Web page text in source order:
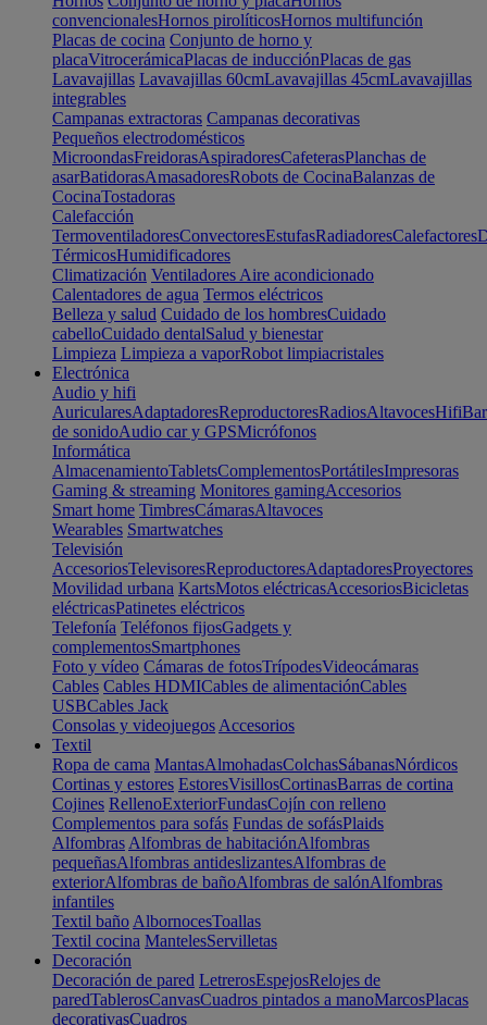
convencionalesHornos pirolíticosHornos multifunción
Placas de cocina Conjunto de horno y
placaVitrocerámicaPlacas de inducciónPlacas de gas
Lavavajillas Lavavajillas 60cmLavavajillas 45cmLavavajillas
integrables
Campanas extractoras Campanas decorativas
Pequeños electrodomésticos
MicroondasFreidorasAspiradoresCafeterasPlanchas de
asarBatidorasAmasadoresRobots de CocinaBalanzas de
CocinaTostadoras
Calefacción
TermoventiladoresConvectoresEstufasRadiadoresCalefactores
TérmicosHumidificadores
Climatización Ventiladores Aire acondicionado
Calentadores de agua Termos eléctricos
Belleza y salud Cuidado de los hombresCuidado
cabelloCuidado dentalSalud y bienestar
Limpieza Limpieza a vaporRobot limpiacristales
Electrónica
Audio y hifi
AuricularesAdaptadoresReproductoresRadiosAltavocesHifi
de sonidoAudio car y GPSMicrófonos
Informática
AlmacenamientoTabletsComplementosPortátilesImpresoras
Gaming & streaming Monitores gamingAccesorios
Smart home TimbresCámarasAltavoces
Wearables Smartwatches
Televisión
AccesoriosTelevisoresReproductoresAdaptadoresProyectores
Movilidad urbana KartsMotos eléctricasAccesoriosBicicletas
eléctricasPatinetes eléctricos
Telefonía Teléfonos fijosGadgets y
complementosSmartphones
Foto y vídeo Cámaras de fotosTrípodesVideocámaras
Cables Cables HDMICables de alimentaciónCables
USBCables Jack
Consolas y videojuegos Accesorios
Textil
Ropa de cama MantasAlmohadasColchasSábanasNórdicos
Cortinas y estores EstoresVisillosCortinasBarras de cortina
Cojines RellenoExteriorFundasCojín con relleno
Complementos para sofás Fundas de sofásPlaids
Alfombras Alfombras de habitaciónAlfombras
pequeñasAlfombras antideslizantesAlfombras de
exteriorAlfombras de bañoAlfombras de salónAlfombras
infantiles
Textil baño AlbornocesToallas
Textil cocina MantelesServilletas
Decoración
Decoración de pared LetrerosEspejosRelojes de
paredTablerosCanvasCuadros pintados a manoMarcosPlacas
decorativasCuadros